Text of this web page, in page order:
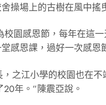
操場上的古樹在風中
園感恩節，每年在這
感恩課，過好一次感恩
之江小學的校園也在
年。”陳震亞說。